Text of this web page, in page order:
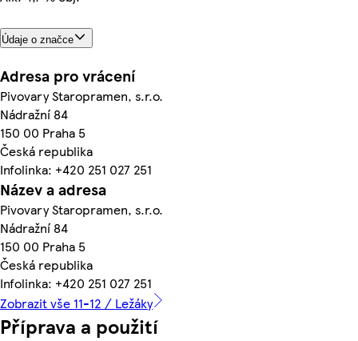
Údaje o značce
Adresa pro vrácení
Pivovary Staropramen, s.r.o.
Nádražní 84
150 00 Praha 5
Česká republika
Infolinka: +420 251 027 251
Název a adresa
Pivovary Staropramen, s.r.o.
Nádražní 84
150 00 Praha 5
Česká republika
Infolinka: +420 251 027 251
Zobrazit vše 11-12 / Ležáky
Příprava a použití